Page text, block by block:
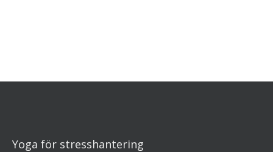
Yoga för stresshantering